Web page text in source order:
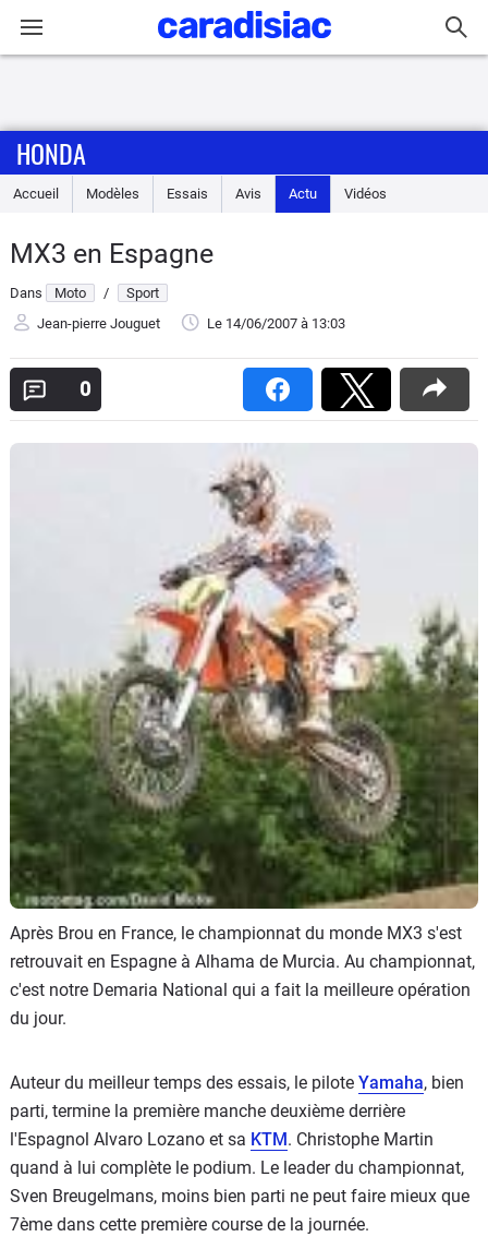
Accueil
Essais
Equipement
Avis
Auto
HONDA
Accueil Modèles Essais Avis Actu Vidéos
MX3 en Espagne
Dans Moto /
Sport
Jean-pierre Jouguet
Le 14/06/2007 à 13:03
0
Après Brou en France, le championnat du monde MX3 s'est
retrouvait en Espagne à Alhama de Murcia. Au championnat,
c'est notre Demaria National qui a fait la meilleure opération
du jour.
Auteur du meilleur temps des essais, le pilote Yamaha, bien
parti, termine la première manche deuxième derrière
l'Espagnol Alvaro Lozano et sa KTM. Christophe Martin
quand à lui complète le podium. Le leader du championnat,
Sven Breugelmans, moins bien parti ne peut faire mieux que
7ème dans cette première course de la journée.